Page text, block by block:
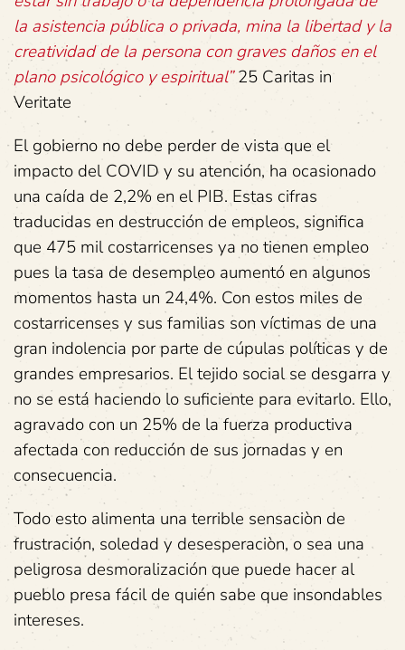
la asistencia pública o privada, mina la libertad y la
creatividad de la persona con graves daños en el
plano psicológico y espiritual”25 Caritas in
Veritate
El gobierno no debe perder de vista que el
impacto del COVID y su atención, ha ocasionado
una caída de 2,2% en el PIB. Estas cifras
traducidas en destrucción de empleos, significa
que 475 mil costarricenses ya no tienen empleo
pues la tasa de desempleo aumentó en algunos
momentos hasta un 24,4%. Con estos miles de
costarricenses y sus familias son víctimas de una
gran indolencia por parte de cúpulas políticas y de
grandes empresarios. El tejido social se desgarra y
no se está haciendo lo suficiente para evitarlo. Ello,
agravado con un 25% de la fuerza productiva
afectada con reducción de sus jornadas y en
consecuencia.
Todo esto alimenta una terrible sensaciòn de
frustración, soledad y desesperaciòn, o sea una
peligrosa desmoralización que puede hacer al
pueblo presa fácil de quién sabe que insondables
intereses.